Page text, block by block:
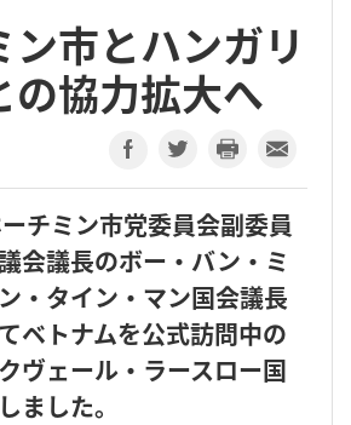
ン市とハンガリ
の協力拡大へ
チミン市党委員会副委員
会議長のボー・バン・ミ
・タイン・マン国会議長
ベトナムを公式訪問中の
ヴェール・ラースロー国
ました。